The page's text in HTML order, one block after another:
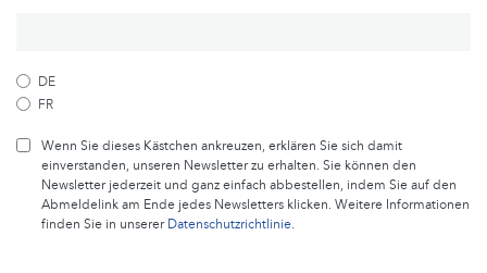
DE
FR
Wenn Sie dieses Kästchen ankreuzen, erklären Sie sich damit
einverstanden, unseren Newsletter zu erhalten. Sie können den
Newsletter jederzeit und ganz einfach abbestellen, indem Sie auf den
Abmeldelink am Ende jedes Newsletters klicken. Weitere Informationen
finden Sie in unsererDatenschutzrichtlinie.